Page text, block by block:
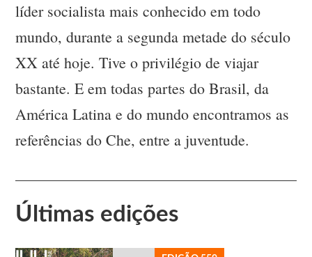
líder socialista mais conhecido em todo
mundo, durante a segunda metade do século
XX até hoje. Tive o privilégio de viajar
bastante. E em todas partes do Brasil, da
América Latina e do mundo encontramos as
referências do Che, entre a juventude.
Últimas edições